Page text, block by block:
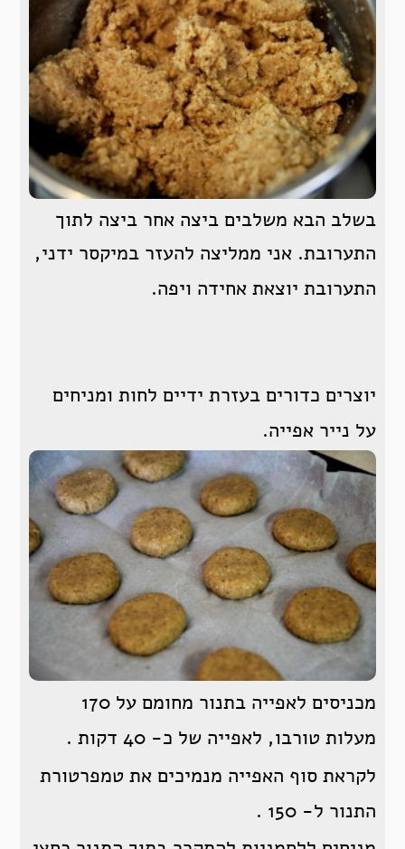
בשלב הבא משלבים ביצה אחר ביצה לתוך
התערובת. אני ממליצה להעזר במיקסר ידני,
התערובת יוצאת אחידה ויפה.
יוצרים כדורים בעזרת ידיים לחות ומניחים
על נייר אפייה.
מכניסים לאפייה בתנור מחומם על 170
מעלות טורבו, לאפייה של כ- 40 דקות .
לקראת סוף האפייה מנמיכים את טמפרטורת
התנור ל- 150 .